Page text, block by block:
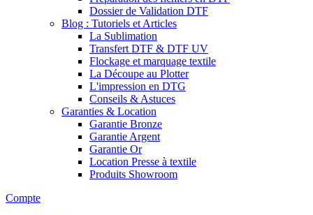
Dossier de Validation DTF
Blog : Tutoriels et Articles
La Sublimation
Transfert DTF & DTF UV
Flockage et marquage textile
La Découpe au Plotter
L'impression en DTG
Conseils & Astuces
Garanties & Location
Garantie Bronze
Garantie Argent
Garantie Or
Location Presse à textile
Produits Showroom
Compte